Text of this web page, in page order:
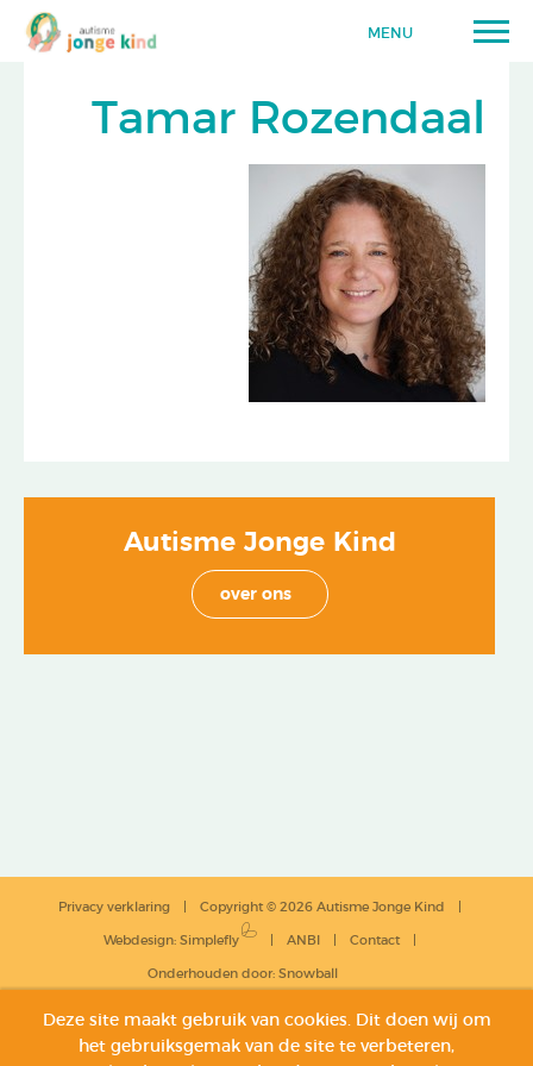
MENU
Tamar Rozendaal
Autisme Jonge Kind
over ons
Copyright © 2026 Autisme Jonge Kind
Privacy verklaring
Contact
ANBI
Webdesign: Simplefly
Onderhouden door: Snowball
Deze site maakt gebruik van cookies. Dit doen wij om
het gebruiksgemak van de site te verbeteren,